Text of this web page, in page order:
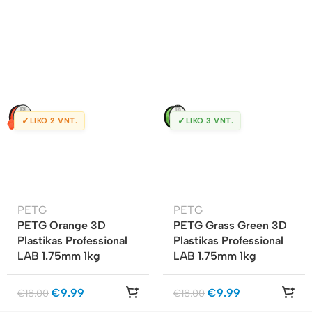
✓ LIKO 2 VNT.
PETG
PETG Orange 3D
Plastikas Professional
LAB 1.75mm 1kg
€18.00 €9.99
✓ LIKO 3 VNT.
PETG
PETG Grass Green 3D
Plastikas Professional
LAB 1.75mm 1kg
€18.00 €9.99